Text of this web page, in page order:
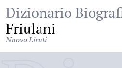
Dizionario
Friulani
Nuovo Liruti